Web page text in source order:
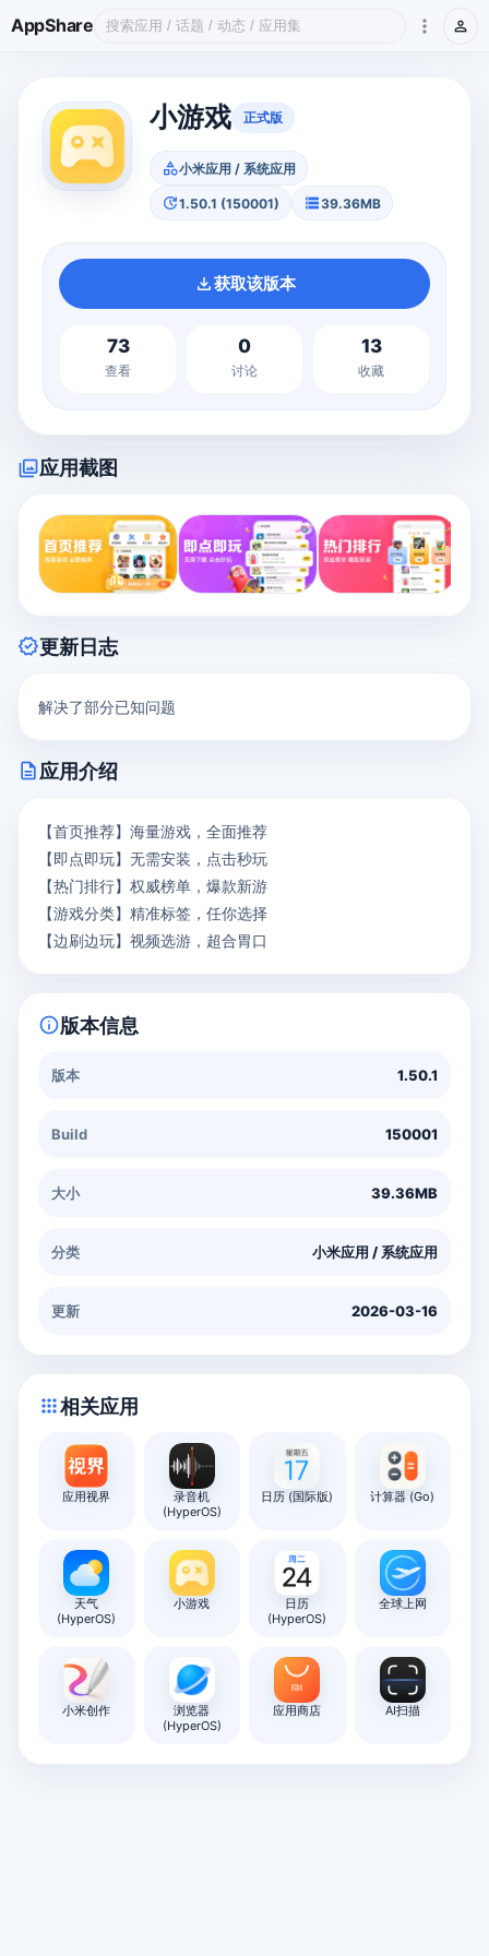
AppShare more_vert person
小游戏 正式版
category小米应用 / 系统应用
update1.50.1 (150001) storage39.36MB
download获取该版本
73
查看
0
讨论
13
收藏
photo_library应用截图
new_releases更新日志
解决了部分已知问题
description应用介绍
【首页推荐】海量游戏，全面推荐
【即点即玩】无需安装，点击秒玩
【热门排行】权威榜单，爆款新游
【游戏分类】精准标签，任你选择
【边刷边玩】视频选游，超合胃口
info版本信息
版本 1.50.1
Build 150001
大小 39.36MB
分类 小米应用 / 系统应用
更新 2026-03-16
apps相关应用
应用视界
录音机
(HyperOS)
日历 (国际版) 计算器 (Go)
天气
(HyperOS)
小游戏
日历
(HyperOS)
全球上网
小米创作
浏览器
(HyperOS)
应用商店 AI扫描